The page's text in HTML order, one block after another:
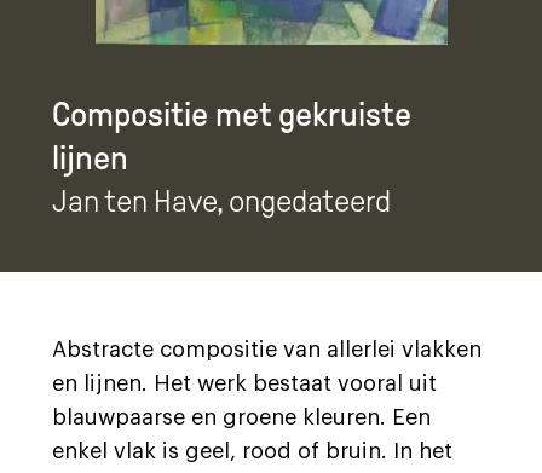
Compositie met gekruiste
lijnen
Jan ten Have, ongedateerd
Abstracte compositie van allerlei vlakken
en lijnen. Het werk bestaat vooral uit
blauwpaarse en groene kleuren. Een
enkel vlak is geel, rood of bruin. In het